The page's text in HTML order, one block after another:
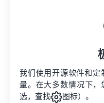
我们使用开源软件和
量。在大多数情况下，
选，查找
图标）。